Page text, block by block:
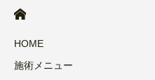
HOME
施術メニュー